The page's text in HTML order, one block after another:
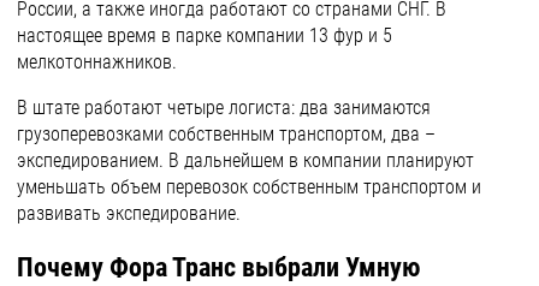
России, а также иногда работают со странами СНГ. В
настоящее время в парке компании 13 фур и 5
мелкотоннажников.
В штате работают четыре логиста: два занимаются
грузоперевозками собственным транспортом, два –
экспедированием. В дальнейшем в компании планируют
уменьшать объем перевозок собственным транспортом и
развивать экспедирование.
Почему Фора Транс выбрали Умную